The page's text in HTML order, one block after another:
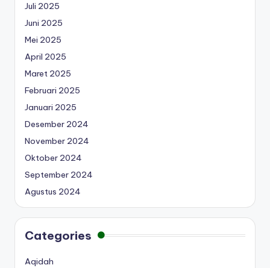
Juli 2025
Juni 2025
Mei 2025
April 2025
Maret 2025
Februari 2025
Januari 2025
Desember 2024
November 2024
Oktober 2024
September 2024
Agustus 2024
Categories
Aqidah